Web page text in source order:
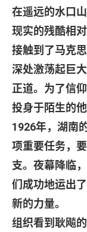
在遥远的水口
现实的残酷相对
接触到了马克
深处激荡起巨
正道。为了信
投身于陌生的他
1926年，湖南
项重要任务，
支。夜幕降临
们成功地运出
新的力量。
组织看到耿飚